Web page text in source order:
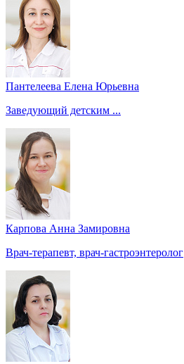
Пантелеева Елена Юрьевна
Заведующий детским ...
Карпова Анна Замировна
Врач-терапевт, врач-гастроэнтеролог